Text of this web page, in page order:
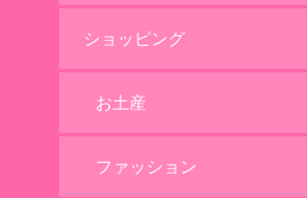
ショッピング
お土産
ファッション